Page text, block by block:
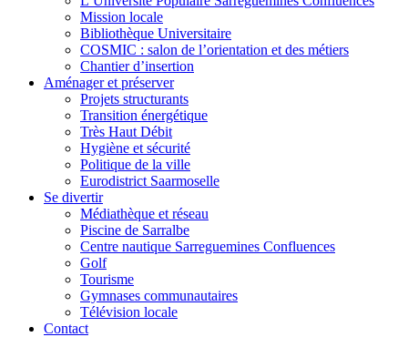
Mission locale
Bibliothèque Universitaire
COSMIC : salon de l’orientation et des métiers
Chantier d’insertion
Aménager et préserver
Projets structurants
Transition énergétique
Très Haut Débit
Hygiène et sécurité
Politique de la ville
Eurodistrict Saarmoselle
Se divertir
Médiathèque et réseau
Piscine de Sarralbe
Centre nautique Sarreguemines Confluences
Golf
Tourisme
Gymnases communautaires
Télévision locale
Contact